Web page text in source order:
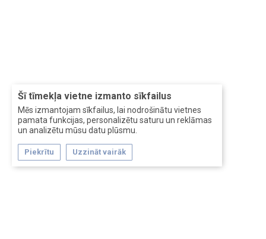
Šī tīmekļa vietne izmanto sīkfailus
Mēs izmantojam sīkfailus, lai nodrošinātu vietnes
pamata funkcijas, personalizētu saturu un reklāmas
un analizētu mūsu datu plūsmu.
Piekrītu Uzzināt vairāk